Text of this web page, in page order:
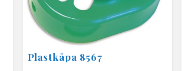
Plastkåpa 8567